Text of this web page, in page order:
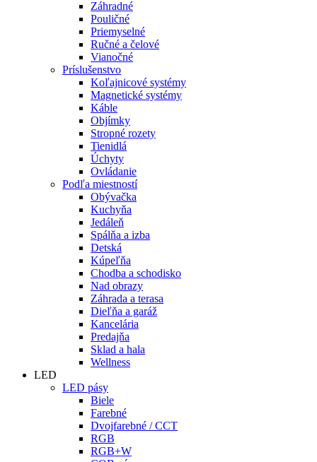
Záhradné
Pouličné
Priemyselné
Ručné a čelové
Vianočné
Príslušenstvo
Koľajnicové systémy
Magnetické systémy
Káble
Objímky
Stropné rozety
Tienidlá
Úchyty
Ovládanie
Podľa miestností
Obývačka
Kuchyňa
Jedáleň
Spálňa a izba
Detská
Kúpeľňa
Chodba a schodisko
Nad obrazy
Záhrada a terasa
Dieľňa a garáž
Kancelária
Predajňa
Sklad a hala
Wellness
LED
LED pásy
Biele
Farebné
Dvojfarebné / CCT
RGB
RGB+W